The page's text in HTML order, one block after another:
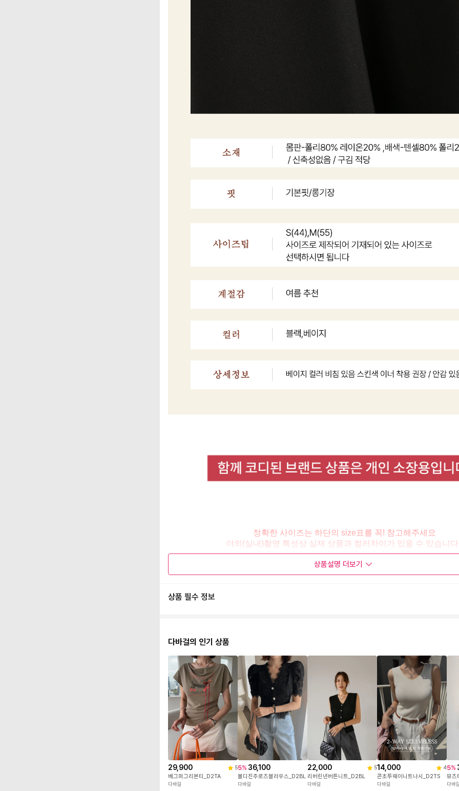
정확한 사이즈는 하단의 size표를 꼭! 참고해주세요
야외(실내)촬영 특성상 실제 상품과 컬러차이가 있을 수 있습니
정확한 컬러는 하단의 디테일컷을 참고해주세요.
상품설명 더보기
상품 필수 정보
다바걸의 인기 상품
29,900 5
베그퍼그리본티_D2TA
다바걸
5% 36,100
볼디진주로즈블라우스_D2BL
다바걸
22,000 5
리버린넨버튼니트_D2BL
다바걸
14,000 4
콘초투웨이니트나시_D2TS
다바걸
5%
뮤즈
다바